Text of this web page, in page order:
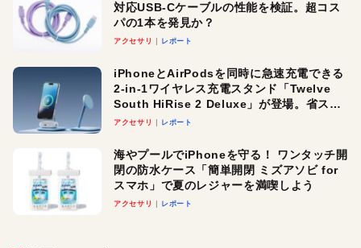
対応USB-Cケーブルの性能を検証。超コス
パの1本を発見か？
アクセサリ レポート
iPhoneとAirPodsを同時に急速充電できる
2-in-1ワイヤレス充電スタンド「Twelve
South HiRise 2 Deluxe」が登場。省スペ
ースでおしゃれに充電したい人にオスス
アクセサリ レポート
海やプールでiPhoneを守る！ ワンタッチ開
閉の防水ケース「簡単開閉 ミズアソビ for
スマホ」で夏のレジャーを満喫しよう
アクセサリ レポート